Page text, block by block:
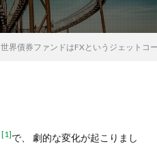
世界債券ファンドはFXというジェットコ
[1]で、 劇的な変化が起こりまし